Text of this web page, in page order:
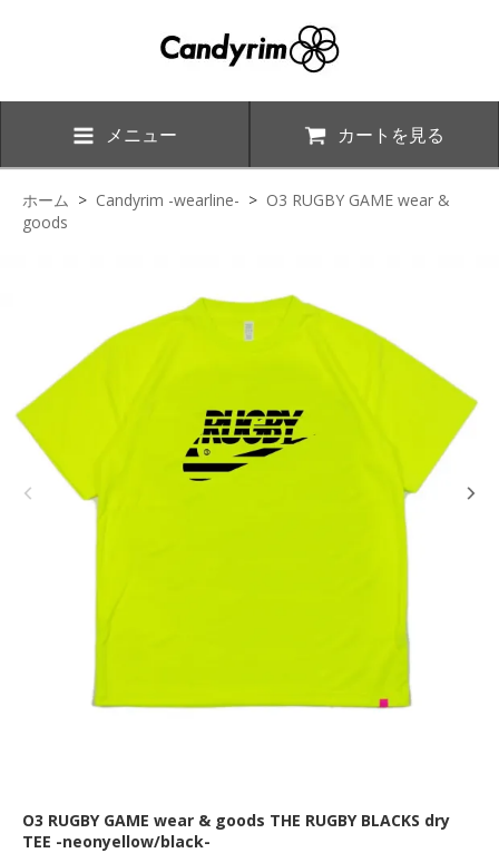
メニュー カートを見る
ホーム > Candyrim -wearline- > O3 RUGBY GAME wear &
goods
O3 RUGBY GAME wear & goods THE RUGBY BLACKS dry
TEE -neonyellow/black-